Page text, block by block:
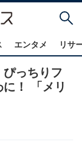
エンタメ リサ
ぴっちりフ
！ 「メリ